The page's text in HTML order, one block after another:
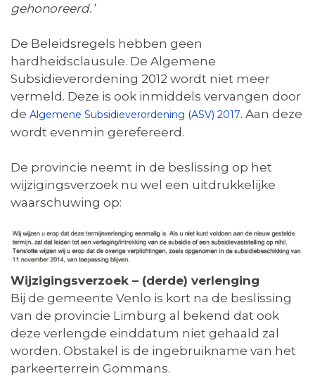
gehonoreerd.’
De Beleidsregels hebben geen
hardheidsclausule. De Algemene
Subsidieverordening 2012 wordt niet meer
vermeld. Deze is ook inmiddels vervangen door
de Algemene Subsidieverordening (ASV) 2017. Aan deze
wordt evenmin gerefereerd.
De provincie neemt in de beslissing op het
wijzigingsverzoek nu wel een uitdrukkelijke
waarschuwing op:
Wijzigingsverzoek – (derde) verlenging
Bij de gemeente Venlo is kort na de beslissing
van de provincie Limburg al bekend dat ook
deze verlengde einddatum niet gehaald zal
worden. Obstakel is de ingebruikname van het
parkeerterrein Gommans.